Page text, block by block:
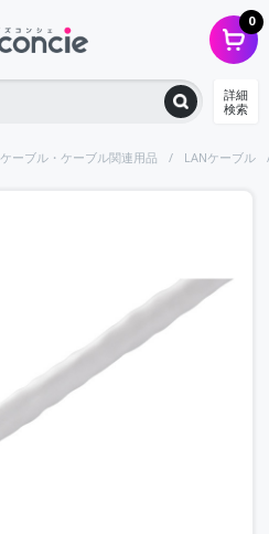
0
詳細
検索
ケーブル・ケーブル関連用品 LANケーブル